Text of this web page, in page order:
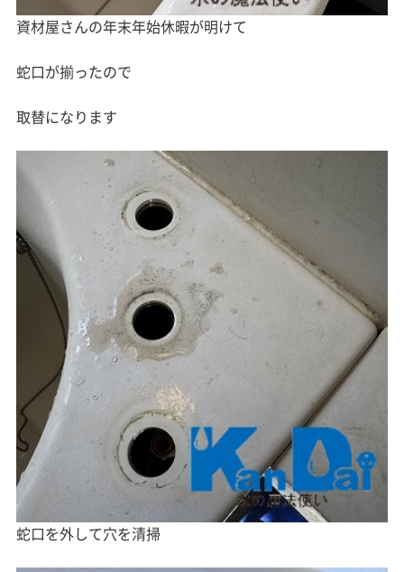
資材屋さんの年末年始休暇が明けて
蛇口が揃ったので
取替になります
蛇口を外して穴を清掃